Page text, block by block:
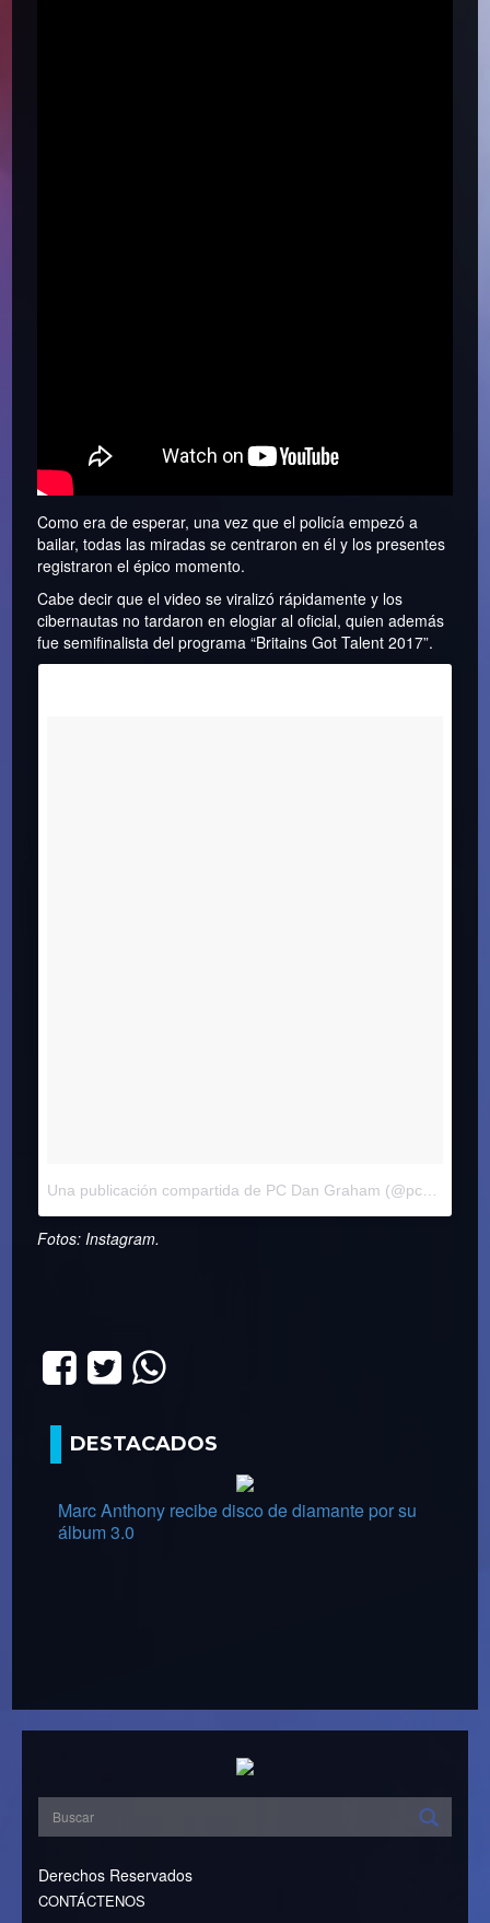
Como era de esperar, una vez que el policía empezó a
bailar, todas las miradas se centraron en él y los presentes
registraron el épico momento.
Cabe decir que el video se viralizó rápidamente y los
cibernautas no tardaron en elogiar al oficial, quien además
fue semifinalista del programa “Britains Got Talent 2017”.
Una publicación compartida de PC Dan Graham (@pcdangraham)
Fotos: Instagram.
DESTACADOS
Marc Anthony recibe disco de diamante por su
álbum 3.0
Derechos Reservados
CONTÁCTENOS